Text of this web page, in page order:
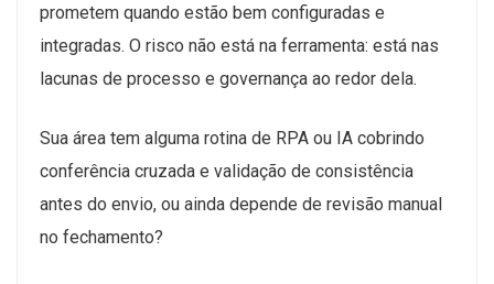
prometem quando estão bem configuradas e
integradas. O risco não está na ferramenta: está nas
lacunas de processo e governança ao redor dela.
Sua área tem alguma rotina de RPA ou IA cobrindo
conferência cruzada e validação de consistência
antes do envio, ou ainda depende de revisão manual
no fechamento?